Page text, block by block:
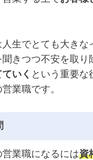
生でとても大きな
きつつ不安を取り
いく という重要な
業職です。
業職になるには資